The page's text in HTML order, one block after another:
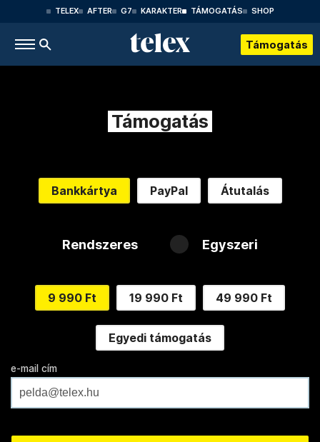
TELEX AFTER G7 KARAKTER TÁMOGATÁS SHOP
Támogatás
Támogatás
Bankkártya PayPal Átutalás
Rendszeres Egyszeri
9 990 Ft 19 990 Ft 49 990 Ft
Egyedi támogatás
e-mail cím